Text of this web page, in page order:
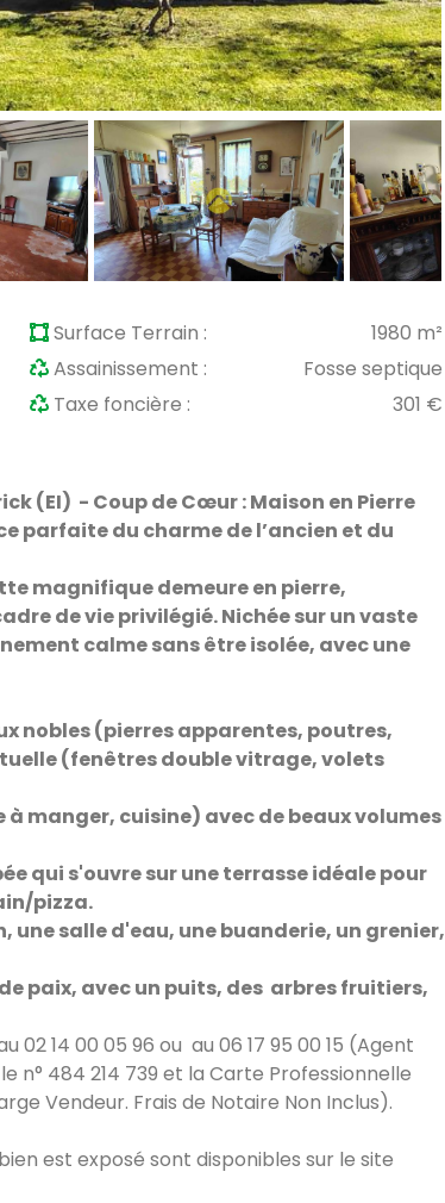
Surface Terrain :
1980 m²
Assainissement :
Fosse septique
Taxe foncière : 301 €
(EI) - Coup de Cœur : Maison en Pierre
parfaite du charme de l’ancien et du
magnifique demeure en pierre,
de vie privilégié. Nichée sur un vaste
calme sans être isolée, avec une
nobles (pierres apparentes, poutres,
(fenêtres double vitrage, volets
à manger, cuisine) avec de beaux volumes
qui s'ouvre sur une terrasse idéale pour
pizza.
une salle d'eau, une buanderie, un grenier,
paix, avec un puits, des arbres fruitiers,
14 00 05 96 ou au 06 17 95 00 15 (Agent
n° 484 214 739 et la Carte Professionnelle
Vendeur. Frais de Notaire Non Inclus).
est exposé sont disponibles sur le site